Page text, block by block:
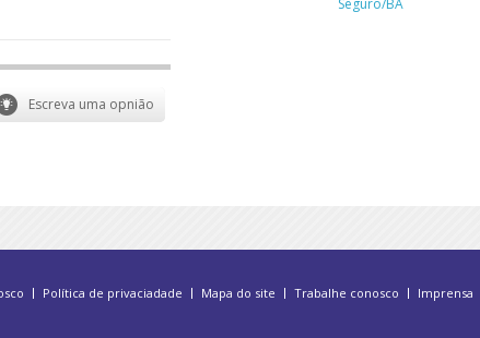
Seguro/BA
Política de privaciadade Mapa do site Trabalhe conosco Imprensa